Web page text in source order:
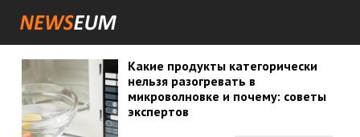
Какие продукты категорически
нельзя разогревать в
микроволновке и почему: советы
экспертов